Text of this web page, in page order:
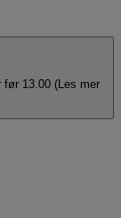
før 13.00 (Les mer